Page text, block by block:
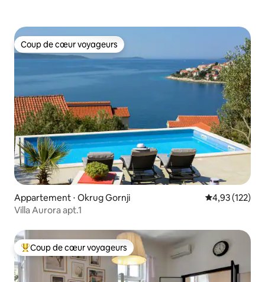
Coup de cœur voyageurs
Coup de cœur voyageurs
Appartement ⋅ Okrug Gornji Évaluation
4,93 (122)
Villa Aurora apt.1
Coups de cœur voyageurs les plus appréciés
Coup de cœur voyageurs